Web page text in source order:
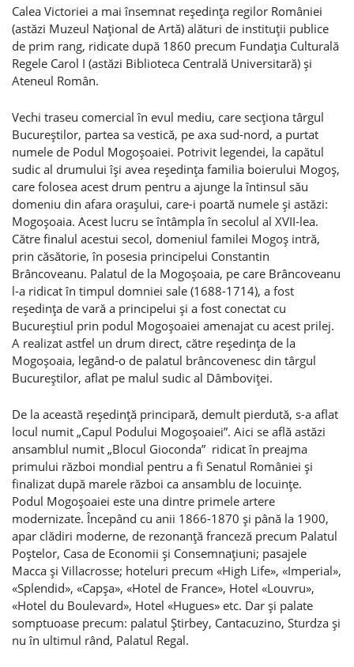
Calea Victoriei a mai însemnat reşedinţa regilor României
(astăzi Muzeul Naţional de Artă) alături de instituţii publice
de prim rang, ridicate după 1860 precum Fundaţia Culturală
Regele Carol I (astăzi Biblioteca Centrală Universitară) şi
Ateneul Român.
Vechi traseu comercial în evul mediu, care secţiona târgul
Bucureştilor, partea sa vestică, pe axa sud-nord, a purtat
numele de Podul Mogoşoaiei. Potrivit legendei, la capătul
sudic al drumului îşi avea reşedinţa familia boierului Mogoş,
care folosea acest drum pentru a ajunge la întinsul său
domeniu din afara oraşului, care-i poartă numele şi astăzi:
Mogoşoaia. Acest lucru se întâmpla în secolul al XVII-lea.
Către finalul acestui secol, domeniul familei Mogoş intră,
prin căsătorie, în posesia principelui Constantin
Brâncoveanu. Palatul de la Mogoşoaia, pe care Brâncoveanu
l-a ridicat în timpul domniei sale (1688-1714), a fost
reşedinţa de vară a principelui şi a fost conectat cu
Bucureştiul prin podul Mogoşoaiei amenajat cu acest prilej.
A realizat astfel un drum direct, către reşedinţa de la
Mogoşoaia, legând-o de palatul brâncovenesc din târgul
Bucureştilor, aflat pe malul sudic al Dâmboviţei.
De la această reşedinţă principară, demult pierdută, s-a aflat
locul numit „Capul Podului Mogoşoaiei”. Aici se află astăzi
ansamblul numit „Blocul Gioconda” ridicat în preajma
primului război mondial pentru a fi Senatul României şi
finalizat după marele război ca ansamblu de locuinţe.
Podul Mogoşoaiei este una dintre primele artere
modernizate. Începând cu anii 1866-1870 şi până la 1900,
apar clădiri moderne, de rezonanţă franceză precum Palatul
Poştelor, Casa de Economii şi Consemnaţiuni; pasajele
Macca şi Villacrosse; hoteluri precum «High Life», «Imperial»,
«Splendid», «Capşa», «Hotel de France», Hotel «Louvru»,
«Hotel du Boulevard», Hotel «Hugues» etc. Dar şi palate
somptuoase precum: palatul Ştirbey, Cantacuzino, Sturdza şi
nu în ultimul rând, Palatul Regal.